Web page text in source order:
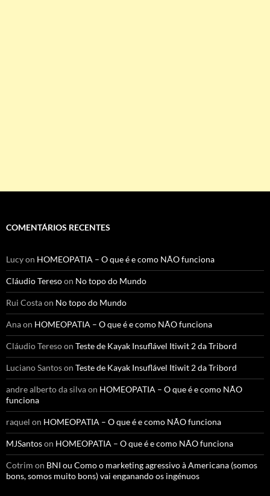
COMENTÁRIOS RECENTES
Lucyon HOMEOPATIA – O que é e como NÃO funciona
Cláudio Teresoon No topo do Mundo
Rui Costaon No topo do Mundo
Anaon HOMEOPATIA – O que é e como NÃO funciona
Cláudio Teresoon Teste de Kayak Insuflável Itiwit 2 da Tribord
Luciano Santoson Teste de Kayak Insuflável Itiwit 2 da Tribord
andre alberto da silvaon HOMEOPATIA – O que é e como NÃO
funciona
raquel on HOMEOPATIA – O que é e como NÃO funciona
MJSantoson HOMEOPATIA – O que é e como NÃO funciona
Cotrim on BNI ou Como o marketing agressivo à Americana (somos
bons, somos muito bons) vai enganando os ingénuos